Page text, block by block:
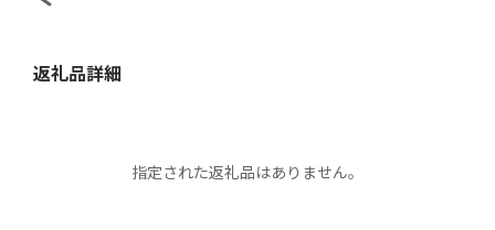
返礼品詳細
指定された返礼品はありません。